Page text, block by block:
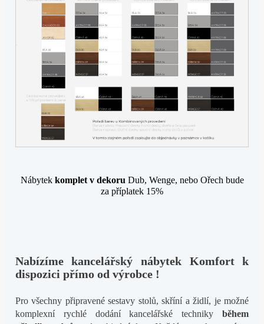
Nábytek komplet v dekoru Dub, Wenge, nebo Ořech bude
za příplatek 15%
Nabízíme kancelářský nábytek Komfort k
dispozici přímo od výrobce !
Pro všechny připravené sestavy stolů, skříní a židlí, je možné
komplexní rychlé dodání kancelářské technikyběhem